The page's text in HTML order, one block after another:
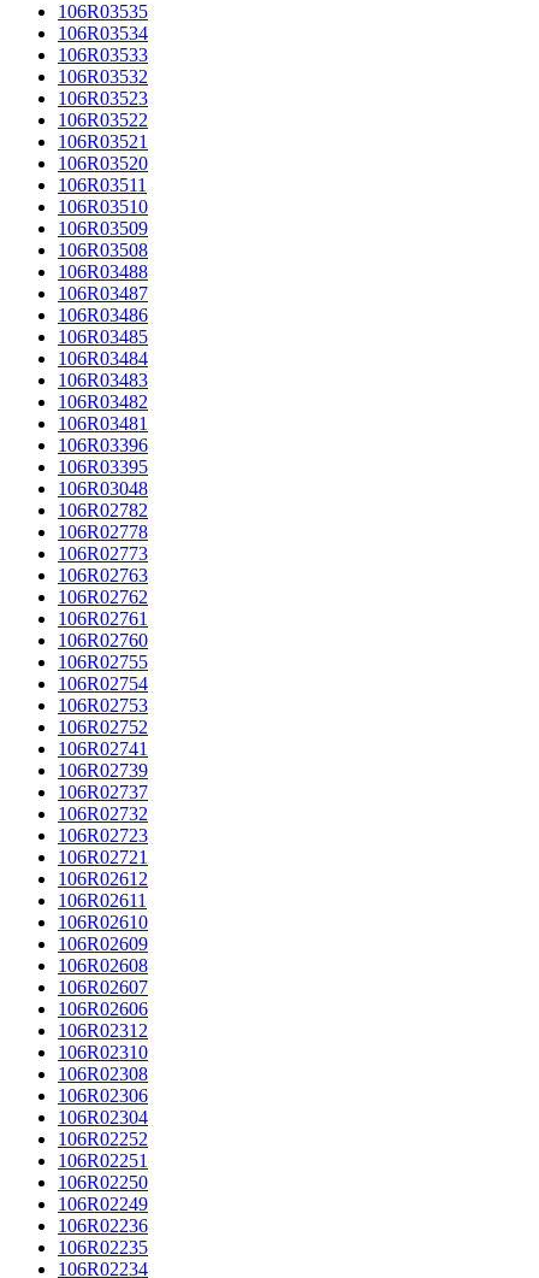
106R03535
106R03534
106R03533
106R03532
106R03523
106R03522
106R03521
106R03520
106R03511
106R03510
106R03509
106R03508
106R03488
106R03487
106R03486
106R03485
106R03484
106R03483
106R03482
106R03481
106R03396
106R03395
106R03048
106R02782
106R02778
106R02773
106R02763
106R02762
106R02761
106R02760
106R02755
106R02754
106R02753
106R02752
106R02741
106R02739
106R02737
106R02732
106R02723
106R02721
106R02612
106R02611
106R02610
106R02609
106R02608
106R02607
106R02606
106R02312
106R02310
106R02308
106R02306
106R02304
106R02252
106R02251
106R02250
106R02249
106R02236
106R02235
106R02234